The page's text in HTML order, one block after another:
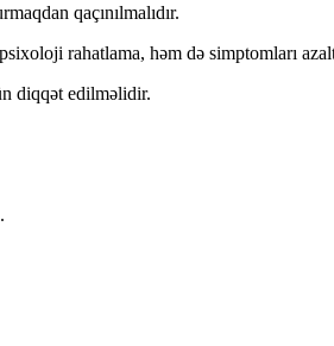
qaçınılmalıdır.
rahatlama, həm də simptomları
diqqət edilməlidir.
.